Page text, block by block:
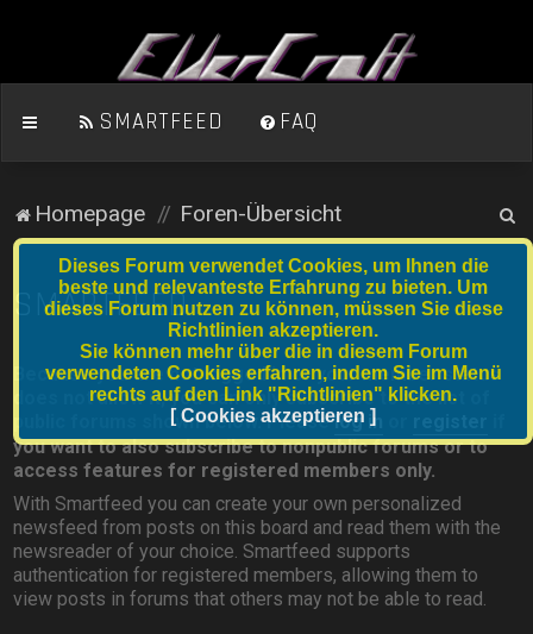
SMARTFEED FAQ
Homepage Foren-Übersicht
u
SMARTFEED
Because you are not logged in or your member status
does not allow it, you can only subscribe to the list of
public forums shown below. Pleaselog in
you want to also subscribe to nonpublic forums or to
access features for registered members only.
With Smartfeed you can create your own personalized
newsfeed from posts on this board and read them with the
newsreader of your choice. Smartfeed supports
authentication for registered members, allowing them to
view posts in forums that others may not be able to read.
Dieses Forum verwendet Cookies, um Ihnen die
beste und relevanteste Erfahrung zu bieten. Um
dieses Forum nutzen zu können, müssen Sie diese
Richtlinien akzeptieren.
Sie können mehr über die in diesem Forum
verwendeten Cookies erfahren, indem Sie im Menü
rechts auf den Link "Richtlinien" klicken.
[ Cookies akzeptieren ]